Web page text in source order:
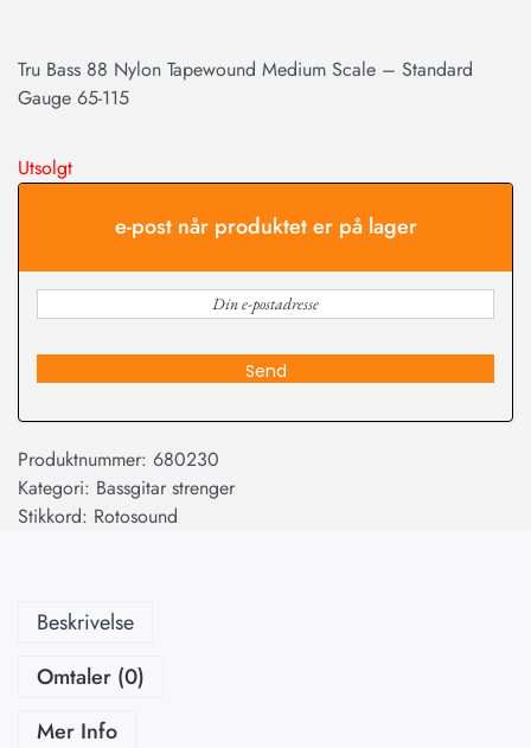
Tru Bass 88 Nylon Tapewound Medium Scale – Standard
Gauge 65-115
Utsolgt
e-post når produktet er på lager
Send
Produktnummer: 680230
Kategori: Bassgitar strenger
Stikkord: Rotosound
Beskrivelse
Omtaler (0)
Mer Info